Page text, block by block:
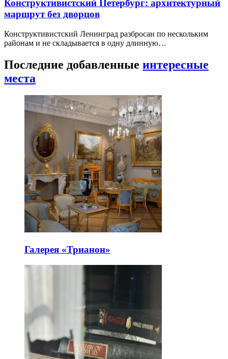
Конструктивистский Петербург: архитектурный
маршрут без дворцов
Конструктивистский Ленинград разбросан по нескольким
районам и не складывается в одну длинную…
Последние добавленные интересные
места
Галерея «Трианон»